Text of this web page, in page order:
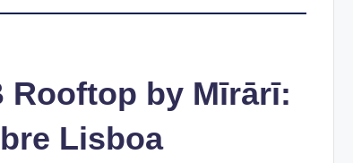
Rooftop by Mīrārī:
Lisboa